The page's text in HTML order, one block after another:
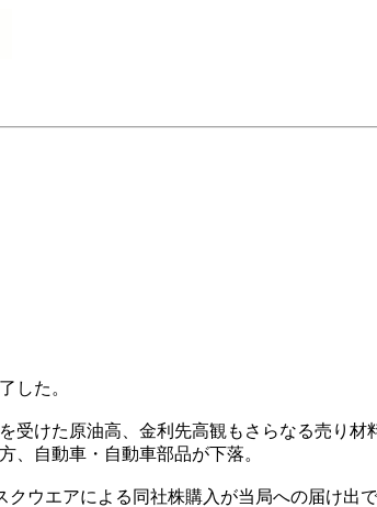
した。
けた原油高、金利先高観もさらなる売り材
、自動車・自動車部品が下落。
ウエアによる同社株購入が当局への届け出